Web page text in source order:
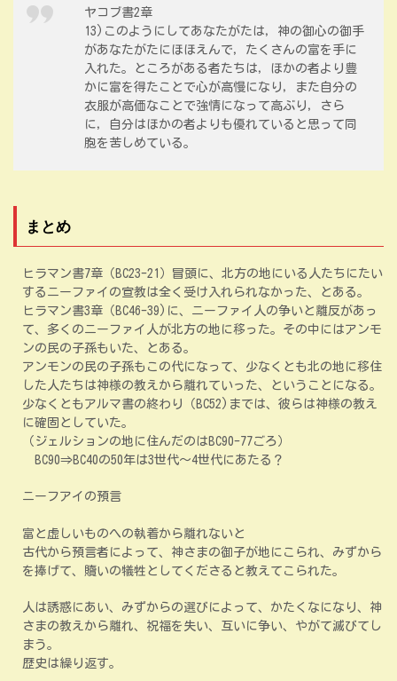
ヤコブ書2章
13)このようにしてあなたがたは，神の御心の御手
があなたがたにほほえんで，たくさんの富を手に
入れた。ところがある者たちは，ほかの者より豊
かに富を得たことで心が高慢になり，また自分の
衣服が高価なことで強情になって高ぶり，さら
に，自分はほかの者よりも優れていると思って同
胞を苦しめている。
まとめ
ヒラマン書7章（BC23-21）冒頭に、北方の地にいる人たちにたい
するニーファイの宣教は全く受け入れられなかった、とある。
ヒラマン書3章（BC46-39)に、ニーファイ人の争いと離反があっ
て、多くのニーファイ人が北方の地に移った。その中にはアンモ
ンの民の子孫もいた、とある。
アンモンの民の子孫もこの代になって、少なくとも北の地に移住
した人たちは神様の教えから離れていった、ということになる。
少なくともアルマ書の終わり（BC52)までは、彼らは神様の教え
に確固としていた。
（ジェルションの地に住んだのはBC90-77ごろ）
BC90⇒BC40の50年は3世代～4世代にあたる？
ニーフアイの預言
富と虚しいものへの執着から離れないと
古代から預言者によって、神さまの御子が地にこられ、みずから
を捧げて、贖いの犠牲としてくださると教えてこられた。
人は誘惑にあい、みずからの選びによって、かたくなになり、神
さまの教えから離れ、祝福を失い、互いに争い、やがて滅びてし
まう。
歴史は繰り返す。